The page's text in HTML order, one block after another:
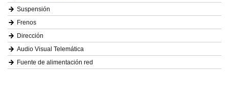
Suspensión
Frenos
Dirección
Audio Visual Telemática
Fuente de alimentación red